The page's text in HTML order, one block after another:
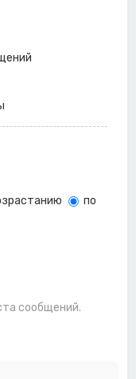
по
сообщений.